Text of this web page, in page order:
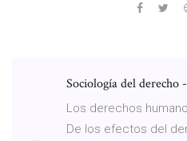
Sociología del derecho
Los derechos
De los efectos del